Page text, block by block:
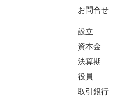
お問合せ
設立
資本金
決算期
役員
取引銀行